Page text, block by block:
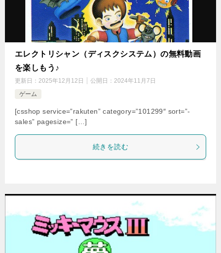
エレクトリシャン（ディスクシステム）の無料動画
を楽しもう♪
更新日： 2025年12月12日 公開日： 2024年11月7日
ゲーム
[csshop service=”rakuten” category=”101299″ sort=”-
sales” pagesize=” […]
続きを読む